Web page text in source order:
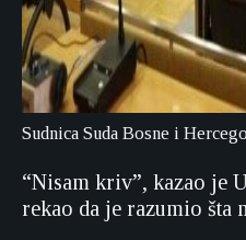
Sudnica Suda Bosne i
“Nisam kriv”, kazao je
rekao da je razumio šta